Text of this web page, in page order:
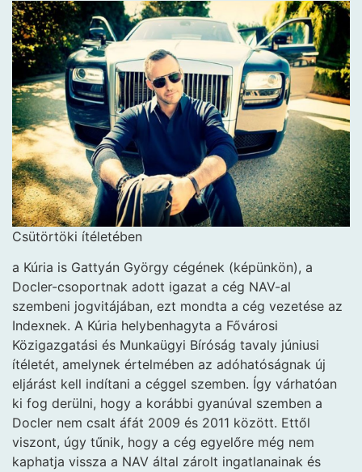
Csütörtöki ítéletében
a Kúria is Gattyán György cégének (képünkön), a
Docler-csoportnak adott igazat a cég NAV-al
szembeni jogvitájában, ezt mondta a cég vezetése az
Indexnek. A Kúria helybenhagyta a Fővárosi
Közigazgatási és Munkaügyi Bíróság tavaly júniusi
ítéletét, amelynek értelmében az adóhatóságnak új
eljárást kell indítani a céggel szemben. Így várhatóan
ki fog derülni, hogy a korábbi gyanúval szemben a
Docler nem csalt áfát 2009 és 2011 között. Ettől
viszont, úgy tűnik, hogy a cég egyelőre még nem
kaphatja vissza a NAV által zárolt ingatlanainak és